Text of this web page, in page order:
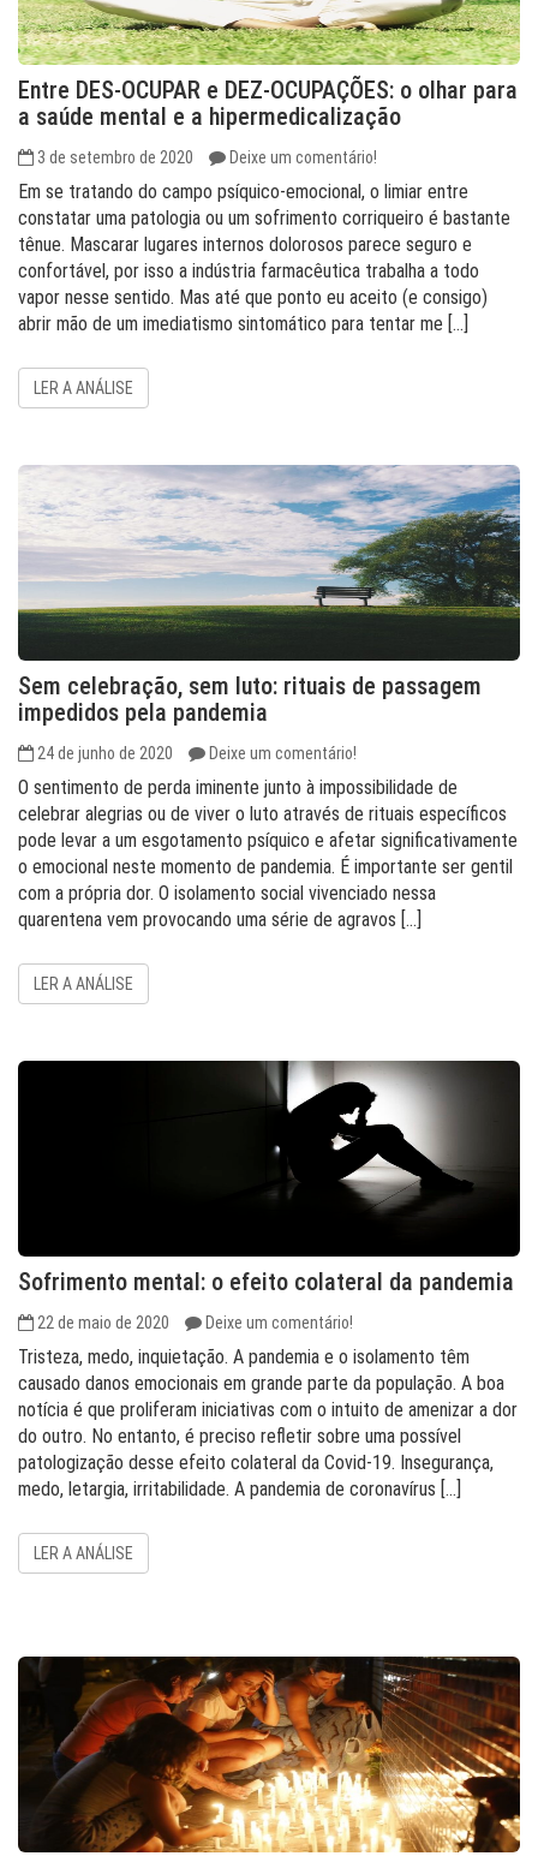
Entre DES-OCUPAR e DEZ-OCUPAÇÕES: o olhar para
a saúde mental e a hipermedicalização
3 de setembro de 2020 Deixe um comentário!
Em se tratando do campo psíquico-emocional, o limiar entre
constatar uma patologia ou um sofrimento corriqueiro é bastante
tênue. Mascarar lugares internos dolorosos parece seguro e
confortável, por isso a indústria farmacêutica trabalha a todo
vapor nesse sentido. Mas até que ponto eu aceito (e consigo)
abrir mão de um imediatismo sintomático para tentar me […]
LER A ANÁLISE
Sem celebração, sem luto: rituais de passagem
impedidos pela pandemia
24 de junho de 2020 Deixe um comentário!
O sentimento de perda iminente junto à impossibilidade de
celebrar alegrias ou de viver o luto através de rituais específicos
pode levar a um esgotamento psíquico e afetar significativamente
o emocional neste momento de pandemia. É importante ser gentil
com a própria dor. O isolamento social vivenciado nessa
quarentena vem provocando uma série de agravos […]
LER A ANÁLISE
Sofrimento mental: o efeito colateral da pandemia
22 de maio de 2020 Deixe um comentário!
Tristeza, medo, inquietação. A pandemia e o isolamento têm
causado danos emocionais em grande parte da população. A boa
notícia é que proliferam iniciativas com o intuito de amenizar a dor
do outro. No entanto, é preciso refletir sobre uma possível
patologização desse efeito colateral da Covid-19. Insegurança,
medo, letargia, irritabilidade. A pandemia de coronavírus […]
LER A ANÁLISE